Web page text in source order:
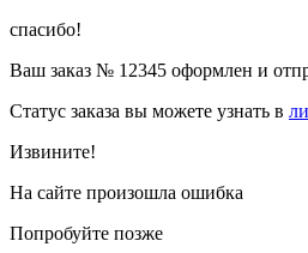
спасибо!
Ваш заказ № 12345 оформлен и
Статус заказа вы можете узнать в
Извините!
На сайте произошла ошибка
Попробуйте позже